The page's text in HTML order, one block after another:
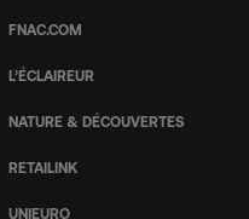
FNAC.COM
L’ÉCLAIREUR
NATURE & DÉCOUVERTES
RETAILINK
UNIEURO